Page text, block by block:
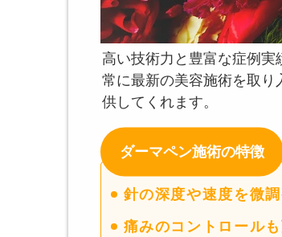
高い技術力と豊富な症例実
常に最新の美容施術を取
供してくれます。
ダーマペン施術の特徴
針の深度や速度を微
痛みのコントロール